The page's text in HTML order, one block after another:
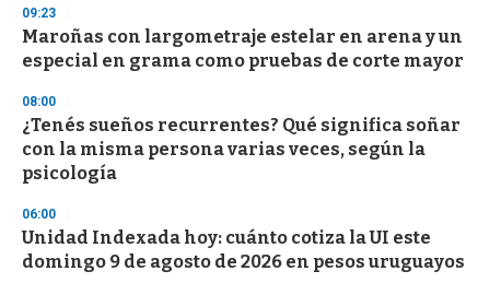
d
s
o
f
3
s
e
c
o
d
s
09:23
Maroñas con largometraje estelar en arena y un
especial en grama como pruebas de corte mayor
08:00
¿Tenés sueños recurrentes? Qué significa soñar
con la misma persona varias veces, según la
psicología
06:00
Unidad Indexada hoy: cuánto cotiza la UI este
domingo 9 de agosto de 2026 en pesos uruguayos